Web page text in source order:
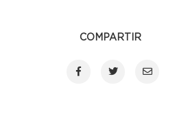
COMPARTIR